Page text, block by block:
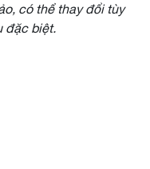
có thể thay đổi tùy
đặc biệt.